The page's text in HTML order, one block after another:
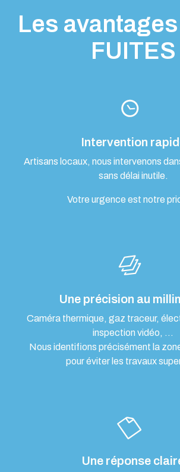
Les
FUITES
Intervention
Artisans locaux, nous intervenons
sans délai inutile.
Votre urgence est notre
Une précision au
Caméra thermique, gaz traceur,
inspection vidéo, …
Nous identifions précisément la
pour éviter les travaux
Une réponse